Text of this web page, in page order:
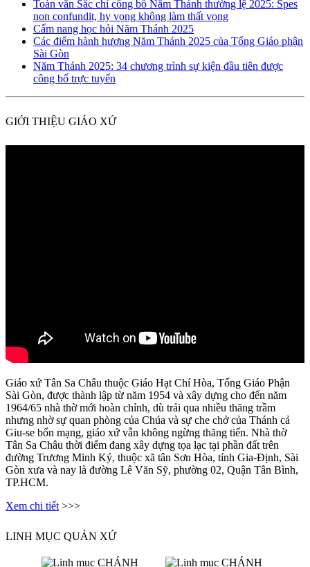
Toàn văn Sắc chỉ công bố Năm Thánh thường lệ 2025: Spes
non confundit, hy vọng không làm thất vọng
Cẩm nang học hỏi Năm Thánh 2025
Các điểm hành hương Năm Thánh 2025 của Tổng Giáo phận
Sài Gòn
Năm Thánh 2025: 34 chương trình sự kiện đầu tiên được
công bố trực tuyến
GIỚI THIỆU GIÁO XỨ
Giáo xứ Tân Sa Châu thuộc Giáo Hạt Chí Hòa, Tổng Giáo Phận
Sài Gòn, được thành lập từ năm 1954 và xây dựng cho đến năm
1964/65 nhà thờ mới hoàn chỉnh, dù trải qua nhiều thăng trầm
nhưng nhờ sự quan phòng của Chúa và sự che chở của Thánh cả
Giu-se bổn mạng, giáo xứ vẫn không ngừng thăng tiến. Nhà thờ
Tân Sa Châu thời điểm đang xây dựng tọa lạc tại phần đất trên
đường Trương Minh Ký, thuộc xã tân Sơn Hòa, tỉnh Gia-Định, Sài
Gòn xưa và nay là đường Lê Văn Sỹ, phường 02, Quận Tân Bình,
TP.HCM.
Xem chi tiết >>>
LINH MỤC QUẢN XỨ